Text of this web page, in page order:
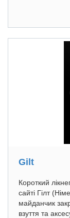
Gilt
Короткий
сайті Гілт
майданчик
взуття та